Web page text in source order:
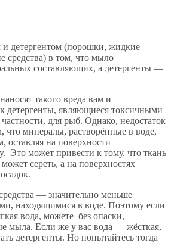
детергентом (порошки, жидкие
средства) в том, что мыло
составляющих, а детергенты —
такого вреда вам и
детергенты, являющиеся токсичными
для рыб. Однако, недостаток
что минералы, растворённые в воде,
на поверхности
Это может привести к тому, что ткань
сереть, а на поверхностях
— значительно меньше
находящимися в воде. Поэтому если
вода, можете без опаски,
мыла. Если же у вас вода — жёсткая,
детергенты. Но попытайтесь тогда